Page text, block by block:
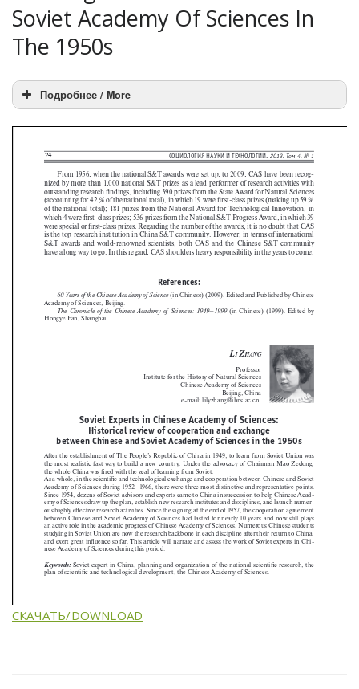
Soviet Academy Of Sciences In
The 1950s
Подробнее / More
СКАЧАТЬ/DOWNLOAD